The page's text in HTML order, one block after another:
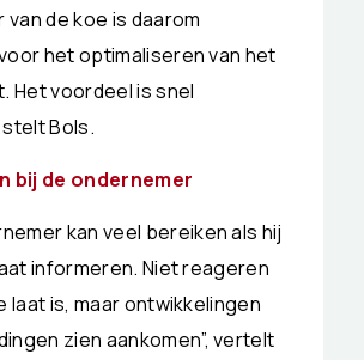
van de koe is daarom
het optimaliseren van het
Het voordeel is snel
stelt Bols.
bij de ondernemer
kan veel bereiken als hij
informeren. Niet reageren
laat is, maar ontwikkelingen
zien aankomen”, vertelt